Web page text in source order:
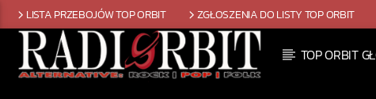
LISTA PRZEBOJÓW TOP ORBIT ZGŁOSZENIA DO LISTY TOP ORBIT
TOP ORBIT